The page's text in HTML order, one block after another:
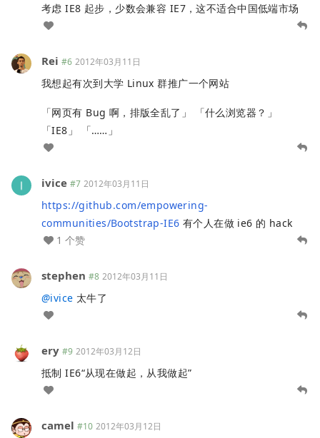
考虑 IE8 起步，少数会兼容 IE7，这不适合中国低端市场
Rei #6 2012年03月11日
我想起有次到大学 Linux 群推广一个网站
「网页有 Bug 啊，排版全乱了」 「什么浏览器？」
「IE8」 「……」
ivice #7 2012年03月11日
https://github.com/empowering-
communities/Bootstrap-IE6 有个人在做 ie6 的 hack
1 个赞
stephen #8 2012年03月11日
@ivice 太牛了
ery #9 2012年03月12日
抵制 IE6“从现在做起，从我做起”
camel #10 2012年03月12日